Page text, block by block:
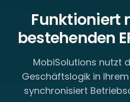
Funktioniert
bestehenden
MobiSolutions nutzt
Geschäftslogik in
synchronisiert